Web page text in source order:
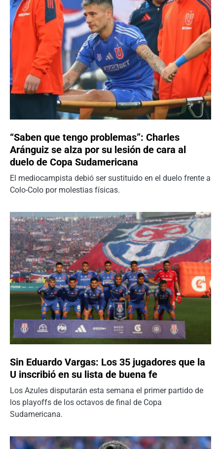
“Saben que tengo problemas”: Charles
Aránguiz se alza por su lesión de cara al
duelo de Copa Sudamericana
El mediocampista debió ser sustituido en el duelo frente a
Colo-Colo por molestias físicas.
Sin Eduardo Vargas: Los 35 jugadores que la
U inscribió en su lista de buena fe
Los Azules disputarán esta semana el primer partido de
los playoffs de los octavos de final de Copa
Sudamericana.